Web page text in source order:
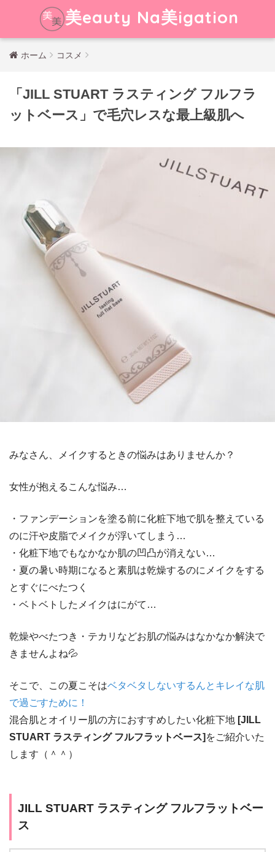
美eauty Na美igation
ホーム コスメ
「JILL STUART ラスティング フルフラ
ットベース」で毛穴レスな最上級肌へ
みなさん、メイクするときの悩みはありませんか？
女性が抱えるこんな悩み…
・ファンデーションを塗る前に化粧下地で肌を整えている
のに汗や皮脂でメイクが浮いてしまう…
・化粧下地でもなかなか肌の凹凸が消えない…
・夏の暑い時期になると素肌は乾燥するのにメイクをする
とすぐにべたつく
・ベトベトしたメイクはにがて…
乾燥やべたつき・テカリなどお肌の悩みはなかなか解決で
きませんよね💦
そこで、この夏こそはベタベタしないするんとキレイな肌
で過ごすために！
混合肌とオイリー肌の方におすすめしたい化粧下地 [JILL
STUART ラスティング フルフラットベース] をご紹介いた
します（＾＾）
JILL STUART ラスティング フルフラットベー
ス